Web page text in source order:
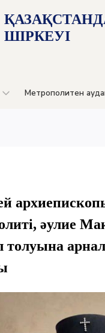
ШІРКЕУІ
Метрополитен
әулие